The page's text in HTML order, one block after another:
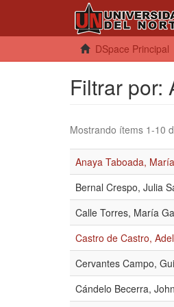
DSpace Principal
Filtrar por:
Mostrando ítems 1-10
Anaya Taboada,
Bernal Crespo, Julia
Calle Torres, María
Castro de Castro,
Cervantes Campo,
Cándelo Becerra,